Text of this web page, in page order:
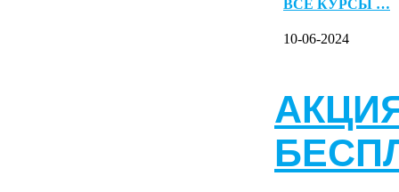
ВСЕ КУРСЫ …
10-06-2024